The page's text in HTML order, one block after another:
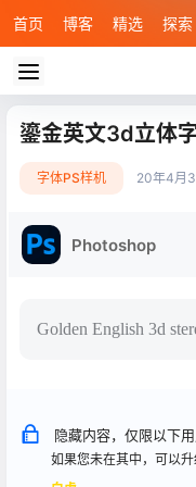
首页 博客 精选 探索
鎏金英文3d立体
字体PS样机 20年4月3
Photoshop
Golden English 3d
隐藏内容，仅限以下
如果您未在其中，可以升